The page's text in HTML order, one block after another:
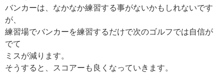
バンカーは、なかなか練習する事がないかもしれないです
が、
練習場でバンカーを練習するだけで次のゴルフでは自信が
でて
ミスが減ります。
そうすると、スコアーも良くなっていきます。